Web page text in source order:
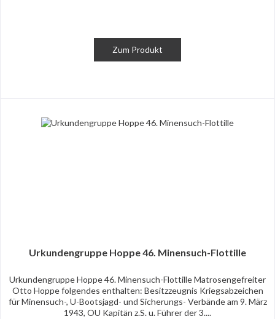
Zum Produkt
Urkundengruppe Hoppe 46. Minensuch-Flottille
Urkundengruppe Hoppe 46. Minensuch-Flottille Matrosengefreiter
Otto Hoppe folgendes enthalten: Besitzzeugnis Kriegsabzeichen
für Minensuch-, U-Bootsjagd- und Sicherungs- Verbände am 9. März
1943, OU Kapitän z.S. u. Führer der 3....